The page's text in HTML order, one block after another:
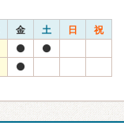
金 土 日 祝